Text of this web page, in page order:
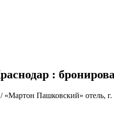
:
«Мартон Пашковский» отель,